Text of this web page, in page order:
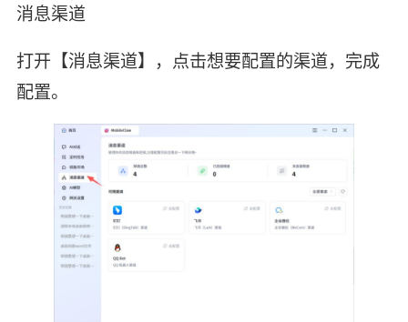
消息渠道
打开【消息渠道】，点击想要配置的渠道，完成
配置。